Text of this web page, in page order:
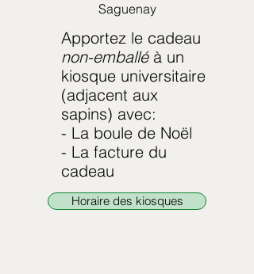
Saguenay
Apportez le cadeau
non-emballéà un
kiosque universitaire
(adjacent aux
sapins) avec:
- La boule de Noël
- La facture du
cadeau
Horaire des kiosques